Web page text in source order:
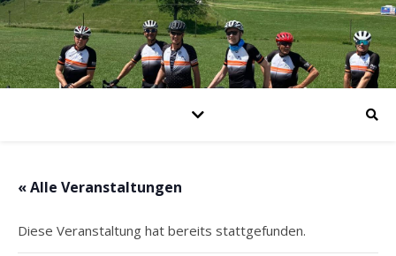
« Alle Veranstaltungen
Diese Veranstaltung hat bereits stattgefunden.